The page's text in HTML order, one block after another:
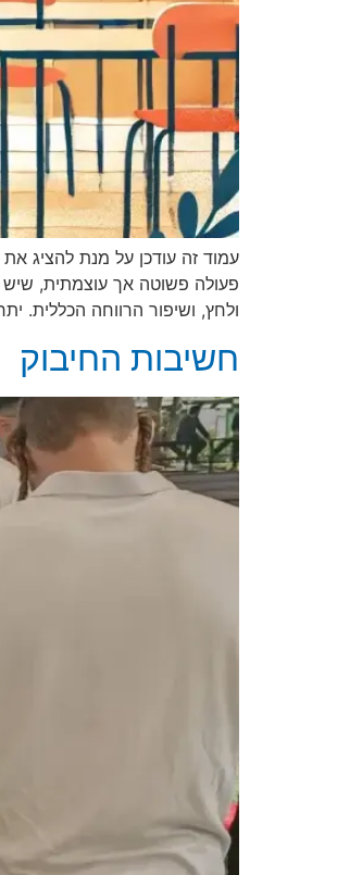
פעולה פשוטה אך עוצמתית,
ולחץ, ושיפור הרווחה הכללית.
חשיבות החיבוק